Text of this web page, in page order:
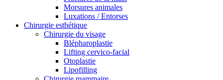
Morsures animales
Luxations / Entorses
Chirurgie esthétique
Chirurgie du visage
Blépharoplastie
Lifting cervico-facial
Otoplastie
Lipofilling